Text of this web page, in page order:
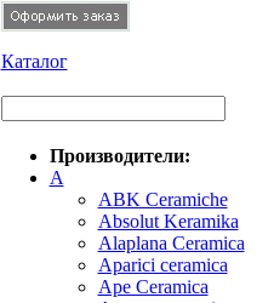
Каталог
Производители:
A
ABK Ceramiche
Absolut Keramika
Alaplana Ceramica
Aparici ceramica
Ape Ceramica